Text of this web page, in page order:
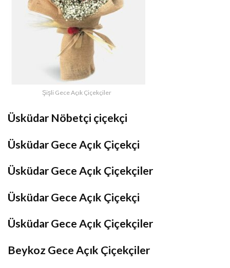
Şişli Gece Açık Çiçekçiler
Üsküdar Nöbetçi çiçekçi
Üsküdar Gece Açık Çiçekçi
Üsküdar Gece Açık Çiçekçiler
Üsküdar Gece Açık Çiçekçi
Üsküdar Gece Açık Çiçekçiler
Beykoz Gece Açık Çiçekçiler